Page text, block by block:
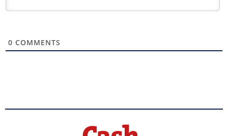
0 COMMENTS